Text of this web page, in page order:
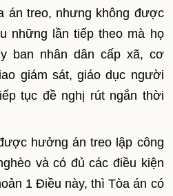
án treo, nhưng không được
những lần tiếp theo mà họ
y ban nhân dân cấp xã, cơ
giám sát, giáo dục người
tục đề nghị rút ngắn thời
hưởng án treo lập công
và có đủ các điều kiện
1 Điều này, thì Tòa án có